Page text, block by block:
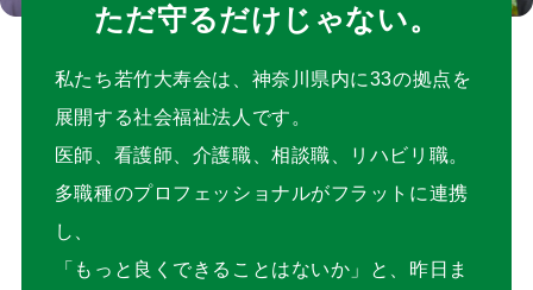
ただ守るだけじゃない。
私たち若竹大寿会は、神奈川県内に33の拠点を
展開する社会福祉法人です。
医師、看護師、介護職、相談職、リハビリ職。
多職種のプロフェッショナルがフラットに連携
し、
「もっと良くできることはないか」と、昨日ま